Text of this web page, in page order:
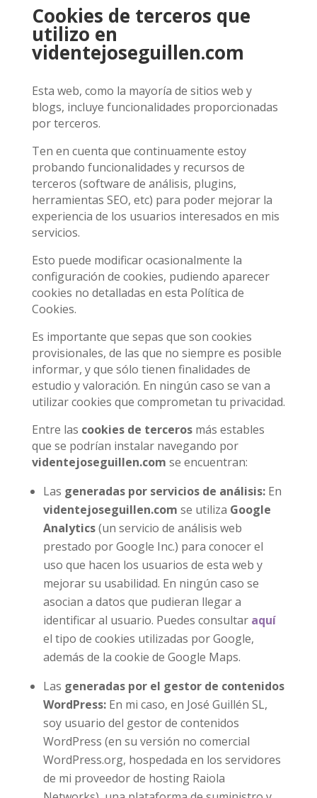
Cookies de terceros que
utilizo en
videntejoseguillen.com
Esta web, como la mayoría de sitios web y
blogs, incluye funcionalidades proporcionadas
por terceros.
Ten en cuenta que continuamente estoy
probando funcionalidades y recursos de
terceros (software de análisis, plugins,
herramientas SEO, etc) para poder mejorar la
experiencia de los usuarios interesados en mis
servicios.
Esto puede modificar ocasionalmente la
configuración de cookies, pudiendo aparecer
cookies no detalladas en esta Política de
Cookies.
Es importante que sepas que son cookies
provisionales, de las que no siempre es posible
informar, y que sólo tienen finalidades de
estudio y valoración. En ningún caso se van a
utilizar cookies que comprometan tu privacidad.
Entre las cookies de tercerosmás estables
que se podrían instalar navegando por
videntejoseguillen.com se encuentran:
Las generadas por servicios de análisis:En
videntejoseguillen.com se utiliza Google
Analytics(un servicio de análisis web
prestado por Google Inc.) para conocer el
uso que hacen los usuarios de esta web y
mejorar su usabilidad. En ningún caso se
asocian a datos que pudieran llegar a
identificar al usuario. Puedes consultar aquí
el tipo de cookies utilizadas por Google,
además de la cookie de Google Maps.
Las generadas por el gestor de contenidos
WordPress:En mi caso, en José Guillén SL,
soy usuario del gestor de contenidos
WordPress (en su versión no comercial
WordPress.org, hospedada en los servidores
de mi proveedor de hosting Raiola